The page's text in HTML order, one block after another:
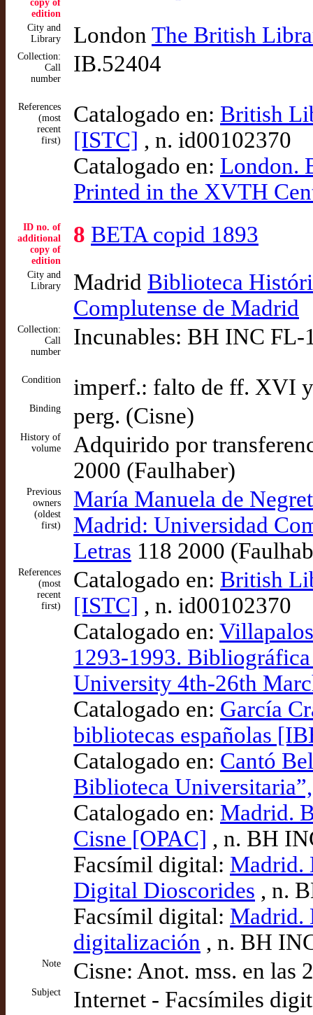
copy of
edition
City and
Library
London The British
Collection:
Call
number
IB.52404
References
(most
recent
first)
Catalogado en: British
[ISTC] , n. id00102370
Catalogado en: London.
Printed in the XVTH
ID no. of
additional
copy of
edition
8 BETA copid 1893
City and
Library
Madrid Biblioteca
Complutense de Madrid
Collection:
Call
number
Incunables: BH INC FL-
Condition imperf.: falto de ff. XVI
Binding perg. (Cisne)
History of
volume
Adquirido por
2000 (Faulhaber)
Previous
owners
(oldest
first)
María Manuela de
Madrid: Universidad
Letras 118 2000
References
(most
recent
first)
Catalogado en: British
[ISTC] , n. id00102370
Catalogado en:
1293-1993.
University 4th-26th
Catalogado en: García
bibliotecas españolas
Catalogado en: Cantó
Biblioteca
Catalogado en: Madrid.
Cisne [OPAC] , n. BH
Facsímil digital: Madrid.
Digital Dioscorides , n.
Facsímil digital: Madrid.
digitalización , n. BH
Note Cisne: Anot. mss. en las
Subject Internet - Facsímiles